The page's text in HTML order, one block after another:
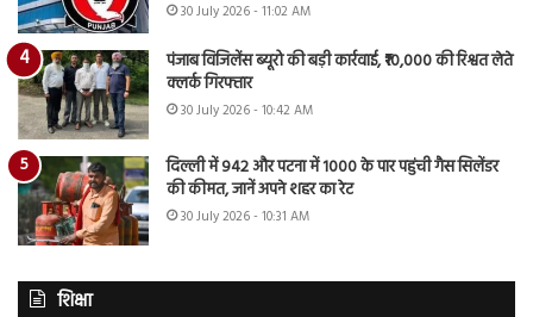
30 July 2026 - 11:02 AM
पंजाब विजिलेंस ब्यूरो की बड़ी कार्रवाई, ₹10,000 की रिश्वत लेते
क्लर्क गिरफ्तार
30 July 2026 - 10:42 AM
दिल्ली में 942 और पटना में 1000 के पार पहुंची गैस सिलेंडर
की कीमत, जानें अपने शहर का रेट
30 July 2026 - 10:31 AM
शिक्षा